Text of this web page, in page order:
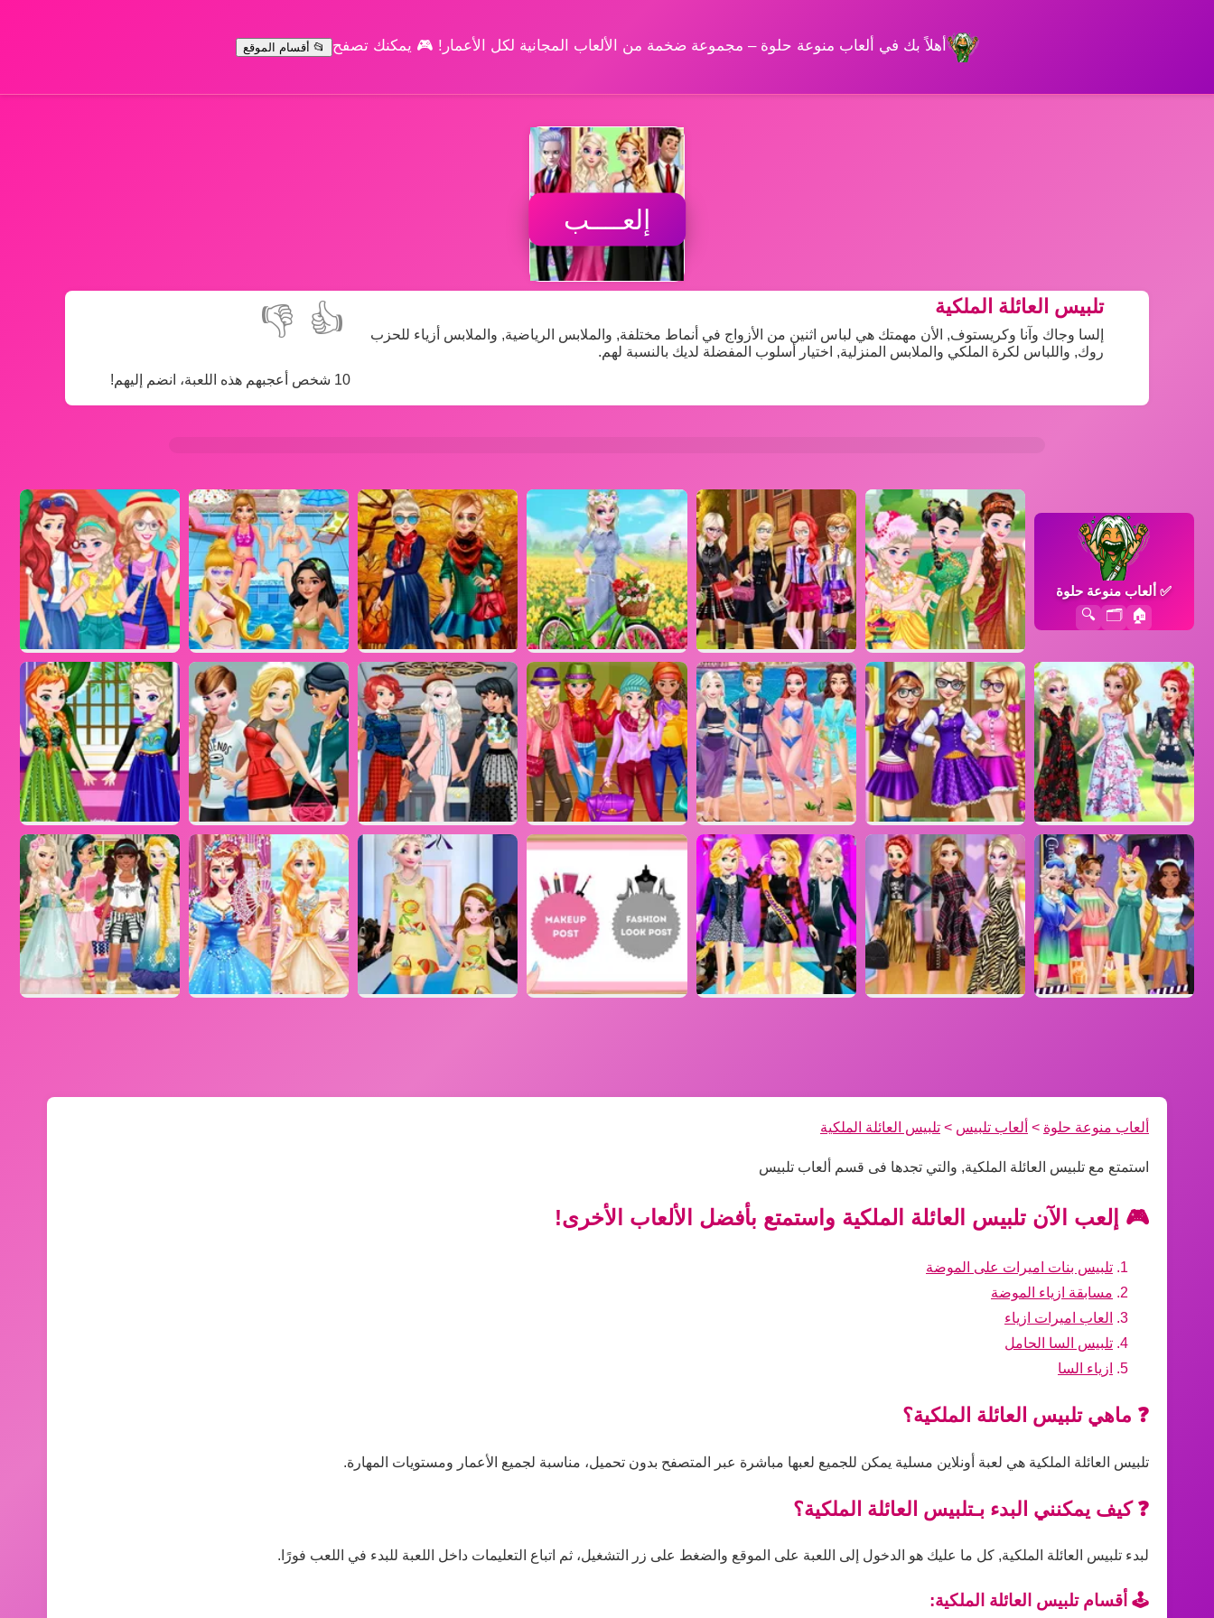
أهلاً بك في ألعاب منوعة حلوة – مجموعة ضخمة من الألعاب المجانية لكل الأعمار! 🎮 يمكنك تصفح 📂 أقسام الموقع
إلعــــب
👍
👎
10 شخص أعجبهم هذه اللعبة، انضم إليهم!
تلبيس العائلة الملكية
إلسا وجاك وآنا وكريستوف, الأن مهمتك هي لباس اثنين من الأزواج في أنماط مختلفة, والملابس الرياضية, والملابس أزياء للحزب
روك, واللباس لكرة الملكي والملابس المنزلية, اختيار أسلوب المفضلة لديك بالنسبة لهم.
✅ألعاب منوعة حلوة
🏠
🗂️
🔍
ألعاب منوعة حلوة > ألعاب تلبيس > تلبيس العائلة الملكية
استمتع مع تلبيس العائلة الملكية, والتي تجدها فى قسم ألعاب تلبيس
🎮 إلعب الآن تلبيس العائلة الملكية واستمتع بأفضل الألعاب الأخرى!
تلبيس بنات اميرات على الموضة
مسابقة ازياء الموضة
العاب اميرات ازياء
تلبيس السا الحامل
ازياء السا
❓ ماهي تلبيس العائلة الملكية؟
تلبيس العائلة الملكية هي لعبة أونلاين مسلية يمكن للجميع لعبها مباشرة عبر المتصفح بدون تحميل، مناسبة لجميع الأعمار ومستويات المهارة.
❓ كيف يمكنني البدء بـتلبيس العائلة الملكية؟
لبدء تلبيس العائلة الملكية, كل ما عليك هو الدخول إلى اللعبة على الموقع والضغط على زر التشغيل، ثم اتباع التعليمات داخل اللعبة للبدء في اللعب فورًا.
🕹️ أقسام تلبيس العائلة الملكية: